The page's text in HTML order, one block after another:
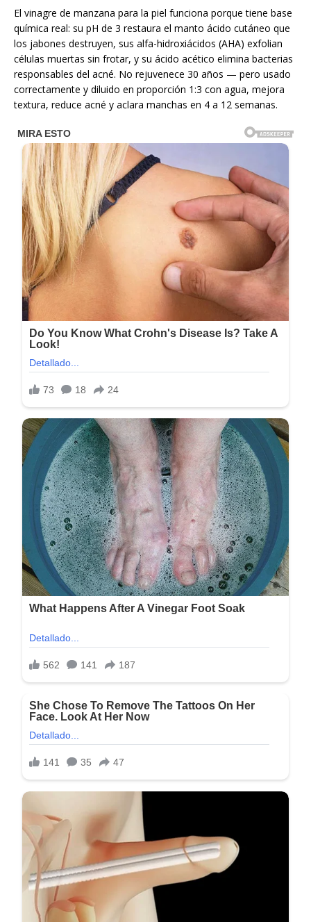
El vinagre de manzana para la piel funciona porque tiene base
química real: su pH de 3 restaura el manto ácido cutáneo que
los jabones destruyen, sus alfa-hidroxiácidos (AHA) exfolian
células muertas sin frotar, y su ácido acético elimina bacterias
responsables del acné. No rejuvenece 30 años — pero usado
correctamente y diluido en proporción 1:3 con agua, mejora
textura, reduce acné y aclara manchas en 4 a 12 semanas.